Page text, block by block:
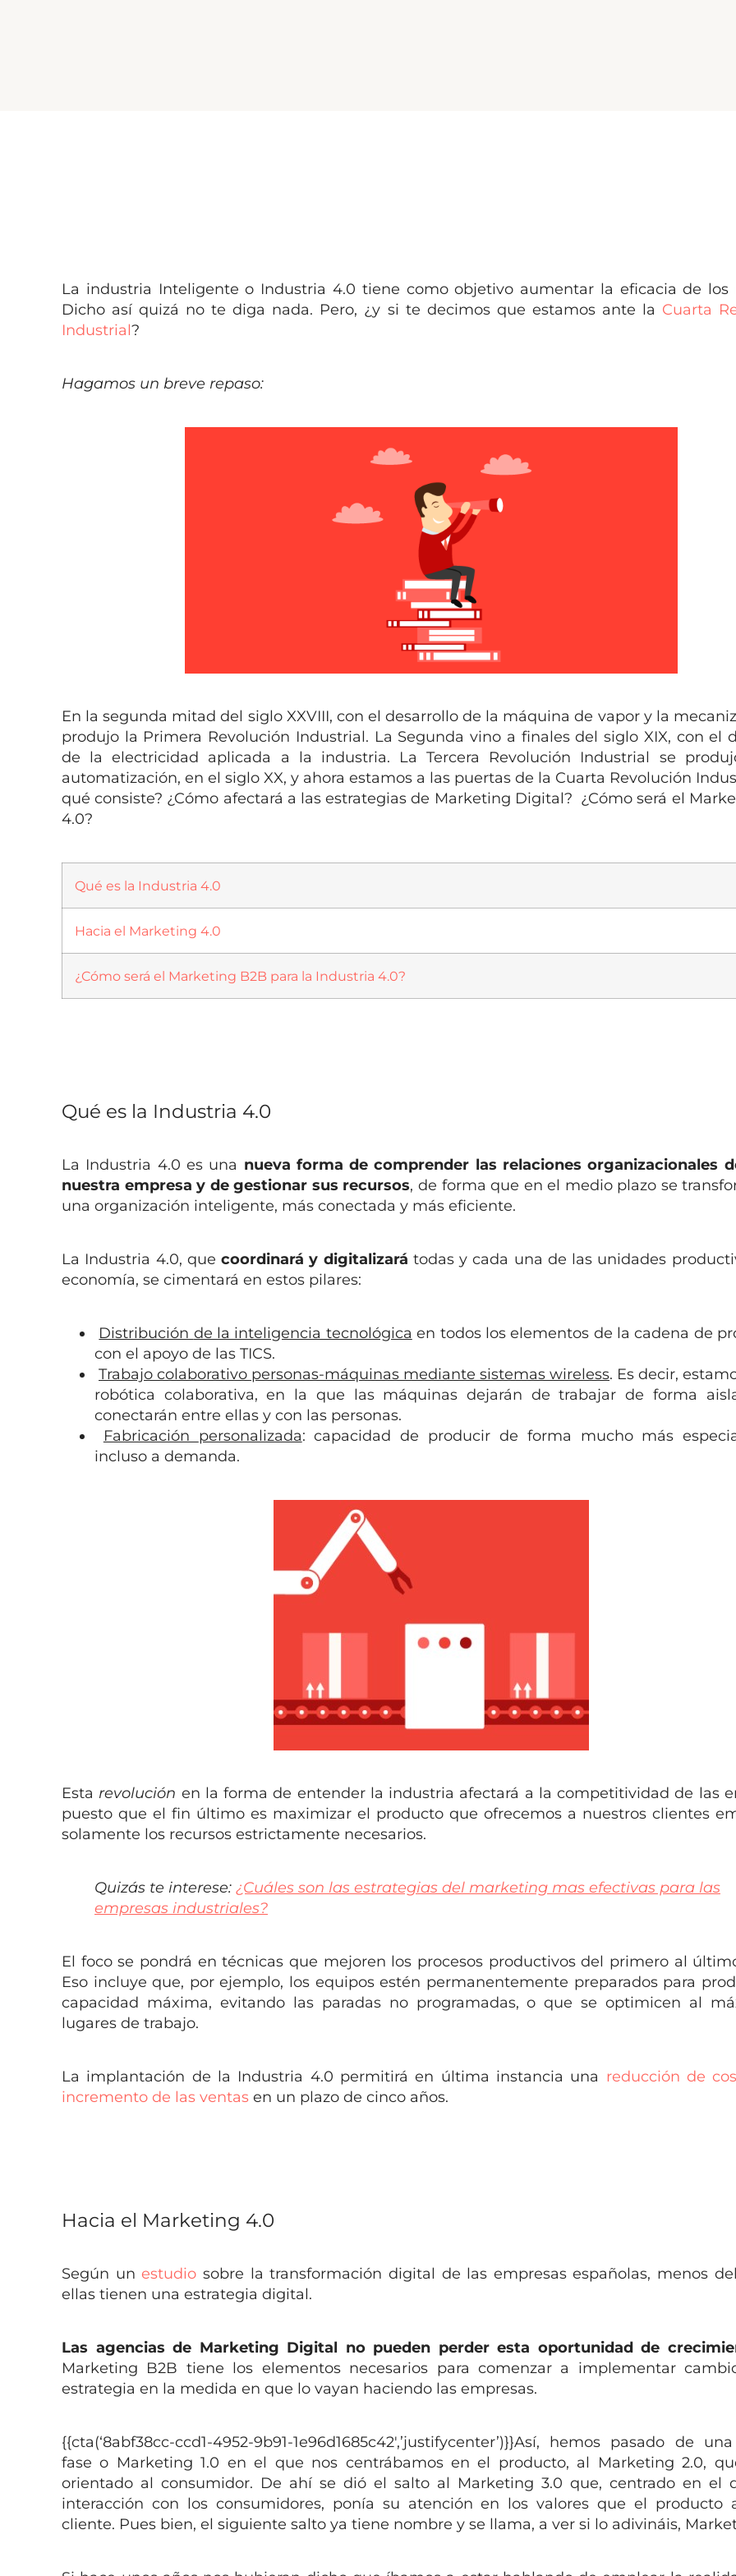
La industria Inteligente o Industria 4.0 tiene como objetivo aumentar la eficacia de los
Dicho así quizá no te diga nada. Pero, ¿y si te decimos que estamos ante la Cuarta
Industrial?
Hagamos un breve repaso:
En la segunda mitad del siglo XXVIII, con el desarrollo de la máquina de vapor y la
produjo la Primera Revolución Industrial. La Segunda vino a finales del siglo XIX, con el
de la electricidad aplicada a la industria. La Tercera Revolución Industrial se
automatización, en el siglo XX, y ahora estamos a las puertas de la Cuarta Revolución
qué consiste? ¿Cómo afectará a las estrategias de Marketing Digital? ¿Cómo será el
4.0?
Qué es la Industria 4.0
Hacia el Marketing 4.0
¿Cómo será el Marketing B2B para la Industria 4.0?
Qué es la Industria 4.0
La Industria 4.0 es una nueva forma de comprender las relaciones organizacionales
nuestra empresa y de gestionar sus recursos, de forma que en el medio plazo se
una organización inteligente, más conectada y más eficiente.
La Industria 4.0, que coordinará y digitalizará todas y cada una de las unidades
economía, se cimentará en estos pilares:
Distribución de la inteligencia tecnológica en todos los elementos de la cadena de
con el apoyo de las TICS.
Trabajo colaborativo personas-máquinas mediante sistemas wireless. Es decir,
robótica colaborativa, en la que las máquinas dejarán de trabajar de forma
conectarán entre ellas y con las personas.
Fabricación personalizada: capacidad de producir de forma mucho más
incluso a demanda.
Esta revolución en la forma de entender la industria afectará a la competitividad de las
puesto que el fin último es maximizar el producto que ofrecemos a nuestros clientes
solamente los recursos estrictamente necesarios.
Quizás te interese: ¿Cuáles son las estrategias del marketing mas efectivas para las
empresas industriales?
El foco se pondrá en técnicas que mejoren los procesos productivos del primero al
Eso incluye que, por ejemplo, los equipos estén permanentemente preparados para
capacidad máxima, evitando las paradas no programadas, o que se optimicen al
lugares de trabajo.
La implantación de la Industria 4.0 permitirá en última instancia una reducción de
incremento de las ventas en un plazo de cinco años.
Hacia el Marketing 4.0
Según un estudio sobre la transformación digital de las empresas españolas, menos
ellas tienen una estrategia digital.
Las agencias de Marketing Digital no pueden perder esta oportunidad de
Marketing B2B tiene los elementos necesarios para comenzar a implementar
estrategia en la medida en que lo vayan haciendo las empresas.
{{cta(‘8abf38cc-ccd1-4952-9b91-1e96d1685c42′,’justifycenter’)}}Así, hemos pasado de
fase o Marketing 1.0 en el que nos centrábamos en el producto, al Marketing 2.0,
orientado al consumidor. De ahí se dió el salto al Marketing 3.0 que, centrado en el
interacción con los consumidores, ponía su atención en los valores que el producto
cliente. Pues bien, el siguiente salto ya tiene nombre y se llama, a ver si lo adivináis,